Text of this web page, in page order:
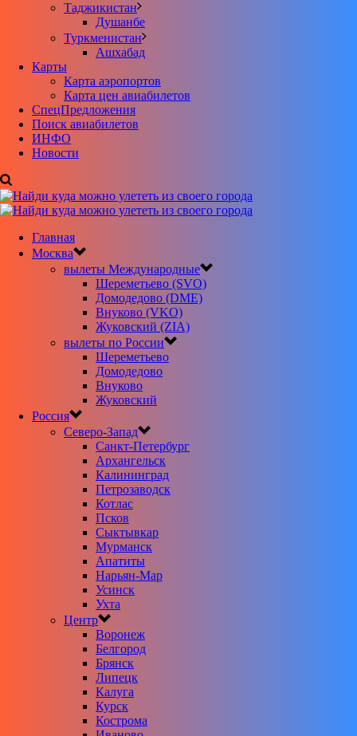
Таджикистан
Душанбе
Туркменистан
Ашхабад
Карты
Карта аэропортов
Карта цен авиабилетов
CпецПредложения
Поиск авиабилетов
ИНФО
Новости
Главная
Москва
вылеты Международные
Шереметьево (SVO)
Домодедово (DME)
Внуково (VKO)
Жуковский (ZIA)
вылеты по России
Шереметьево
Домодедово
Внуково
Жуковский
Россия
Северо-Запад
Санкт-Петербург
Архангельск
Калининград
Петрозаводск
Котлас
Псков
Сыктывкар
Мурманск
Апатиты
Нарьян-Мар
Усинск
Ухта
Центр
Воронеж
Белгород
Брянск
Липецк
Калуга
Курск
Кострома